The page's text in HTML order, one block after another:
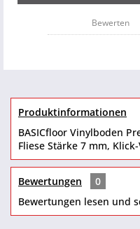
Bewerten
Produktinformationen
BASICfloor Vinylboden
Fliese Stärke 7 mm,
Bewertungen
0
Bewertungen lesen und